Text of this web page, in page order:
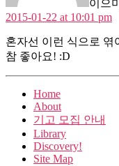
이으미
2015-01-22 at 10:01 pm
혼자선 이런 식으로 엮
참 좋아요! :D
Home
About
기고 모집 안내
Library
Discovery!
Site Map